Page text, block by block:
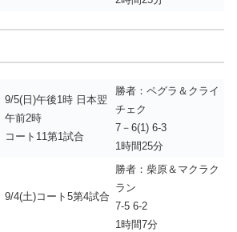
9/5(日)午後1時 日本翌
午前2時
コート11第1試合
勝者：ペグラ＆クライ
チェク
7－6(1) 6-3
1時間25分
9/4(土)コート5第4試合
勝者：柴原＆マクラク
ラン
7-5 6-2
1時間7分